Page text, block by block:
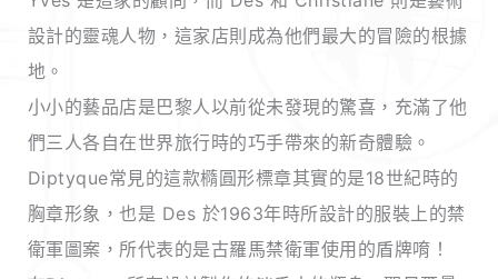
設計的靈魂人物，這家店則成為他們最大的冒險的根據
地。
小小的藝品店是巴黎人以前從未發現的驚喜，充滿了他
們三人各自在世界旅行時的巧手帶來的新奇體驗。
Diptyque常見的這款橢圓形標章其實的是18世紀時的
胸章形象，也是 Des 於1963年時所設計的服裝上的禁
衛軍圖案，所代表的是古羅馬禁衛軍使用的盾牌唷！